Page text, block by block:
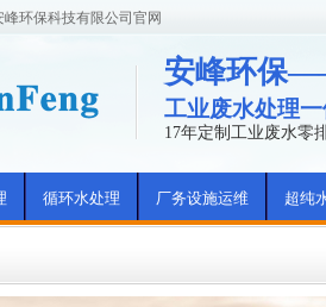
环保科技有限公司官网
安峰环保
工业废水处理
17年定制工业废水零
循环水处理 厂务设施运维 超纯